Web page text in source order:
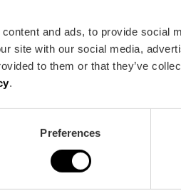
and ads, to provide social
site with our social media,
to them or that they’ve
.
Preferences
Tickets
27 €.